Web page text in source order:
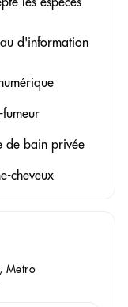
d'information
de bain privée
cheveux
Metro